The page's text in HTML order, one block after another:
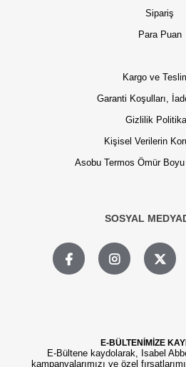
Sipariş
Para Puan
Kargo ve
Garanti Koşulları,
Gizlilik
Kişisel Verilerin
Asobu Termos Ömür Boyu
SOSYAL
E-BÜLTENİMİZE
E-Bültene kaydolarak, Isabel
kampanyalarımızı ve özel